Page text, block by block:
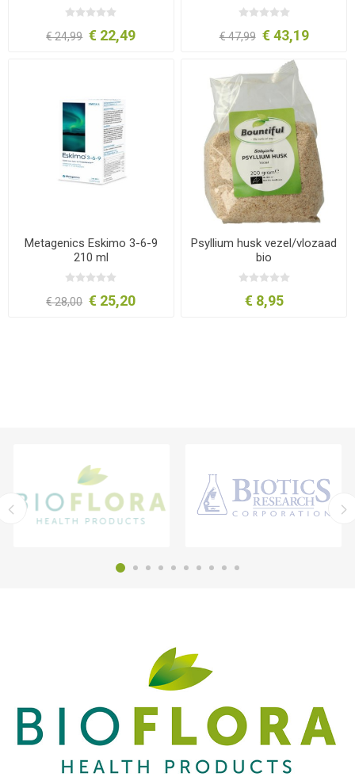
€ 24,99 € 22,49 € 47,99 € 43,19
Metagenics Eskimo 3-6-9
210 ml
€ 28,00 € 25,20
Psyllium husk vezel/vlozaad
bio
€ 8,95